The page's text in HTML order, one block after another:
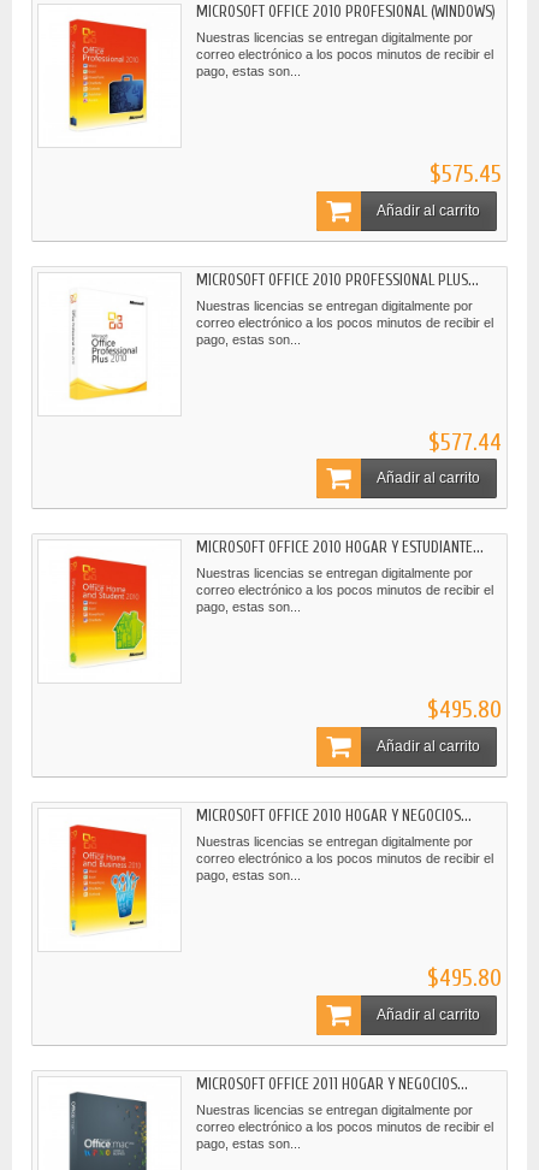
MICROSOFT OFFICE 2010 PROFESIONAL (WINDOWS)
Nuestras licencias se entregan digitalmente por
correo electrónico a los pocos minutos de recibir el
pago, estas son...
$575.45
Añadir al carrito
MICROSOFT OFFICE 2010 PROFESSIONAL PLUS...
Nuestras licencias se entregan digitalmente por
correo electrónico a los pocos minutos de recibir el
pago, estas son...
$577.44
Añadir al carrito
MICROSOFT OFFICE 2010 HOGAR Y ESTUDIANTE...
Nuestras licencias se entregan digitalmente por
correo electrónico a los pocos minutos de recibir el
pago, estas son...
$495.80
Añadir al carrito
MICROSOFT OFFICE 2010 HOGAR Y NEGOCIOS...
Nuestras licencias se entregan digitalmente por
correo electrónico a los pocos minutos de recibir el
pago, estas son...
$495.80
Añadir al carrito
MICROSOFT OFFICE 2011 HOGAR Y NEGOCIOS...
Nuestras licencias se entregan digitalmente por
correo electrónico a los pocos minutos de recibir el
pago, estas son...